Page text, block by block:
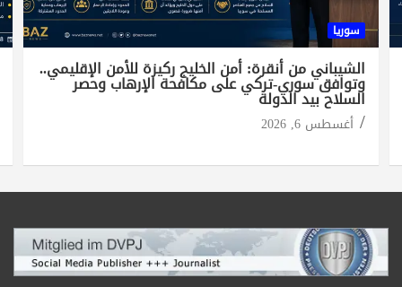
سوريا
الشيباني من أنقرة: أمن الخليج ركيزة للأمن الإقليمي..
وتوافق سوري-تركي على مكافحة الإرهاب وحصر
السلاح بيد الدولة
أغسطس 6, 2026